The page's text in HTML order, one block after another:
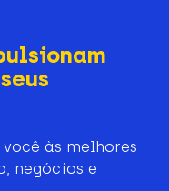
às melhores
negócios e